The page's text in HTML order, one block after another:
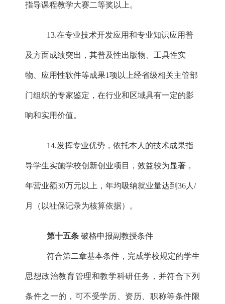
指导课程教学大赛二等奖以上。
13.在专业技术开发应用和专业知识应用普
及方面成绩突出，其普及性出版物、工具性实
物、应用性软件等成果1项以上经省级相关主管部
门组织的专家鉴定，在行业和区域具有一定的影
响和实用价值。
14.发挥专业优势，依托本人的技术成果指
导学生实施学校创新创业项目，效益较为显著，
年营业额30万元以上，年均吸纳就业量达到36人/
月（以社保记录为核算依据）。
第十五条 破格申报副教授条件
符合第二章基本条件，完成学校规定的学生
思想政治教育管理和教学科研任务，并符合下列
条件之一的，可不受学历、资历、职称等条件限